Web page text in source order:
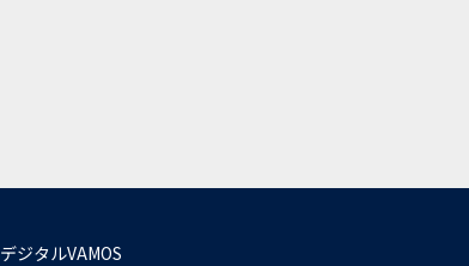
デジタルVAMOS